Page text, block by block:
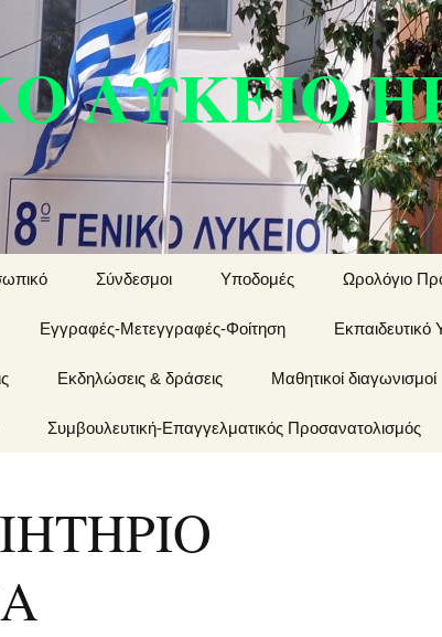
ΛΥΚΕΙΟ
Σύνδεσμοι Υποδομές Ωρολόγιο
Ωρολόγιο
Καθηγητές
Εγγραφές-Μετεγγραφές-Φοίτηση
Εγγραφές
Μετεγγραφές
Εκπαιδευτικό
Εκπαιδευτικό
Τηλεκπαίδευση
Εκδηλώσεις & δράσεις Μαθητικοί διαγωνισμοί
Συμβουλευτική-Επαγγελματικός Προσανατολισμός